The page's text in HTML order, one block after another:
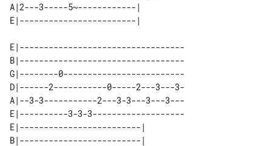
A|2---3-----5~------------|
E|----------------------------------
B|----------------------------------
G|--------0-------------------------
D|------2-----------0-----2---3---3-
A|--3-3-----------2---3-3---3---3---
E|----------3-3-3-------------------
E|-------------------------|
B|-------------------------|